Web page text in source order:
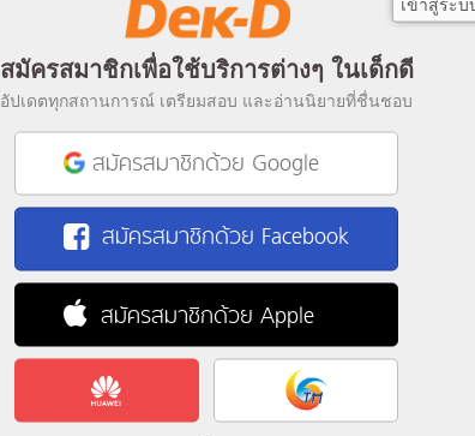
สมัครสมาชิกเพื่อใช้บริการต่างๆ ในเด็กดี
อัปเดตทุกสถานการณ์ เตรียมสอบ และอ่านนิยายที่ชื่นชอบ
สมัครสมาชิกด้วย Google
สมัครสมาชิกด้วย Facebook
สมัครสมาชิกด้วย Apple
เข้าสู่ระบ